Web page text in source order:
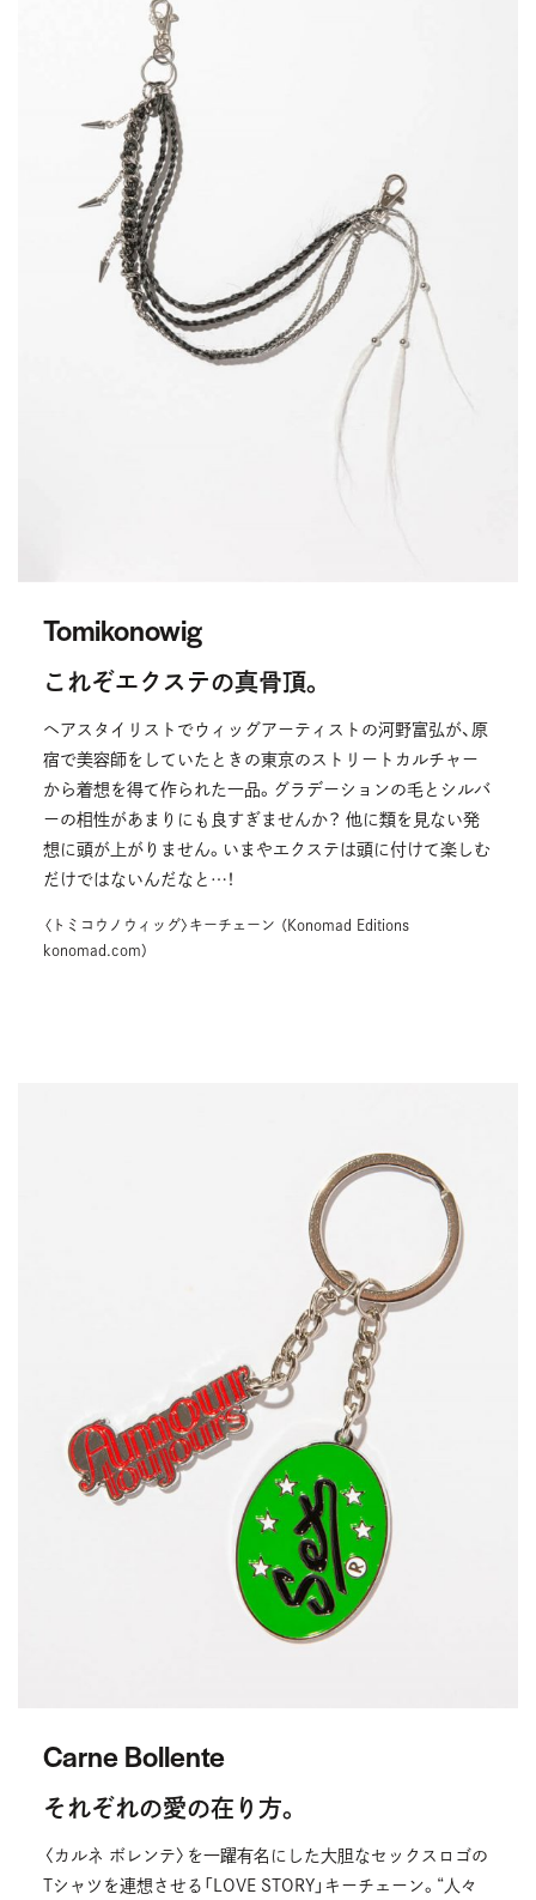
Tomikonowig
これぞエクステの真骨頂。
ヘアスタイリストでウィッグアーティストの河野富弘が、原
宿で美容師をしていたときの東京のストリートカルチャー
から着想を得て作られた一品。グラデーションの毛とシルバ
ーの相性があまりにも良すぎませんか？ 他に類を見ない発
想に頭が上がりません。いまやエクステは頭に付けて楽しむ
だけではないんだなと…！
〈トミコウノウィッグ〉キーチェーン （Konomad Editions
konomad.com）
Carne Bollente
それぞれの愛の在り方。
〈カルネ ボレンテ〉を一躍有名にした大胆なセックスロゴの
Tシャツを連想させる「LOVE STORY」キーチェーン。“人々